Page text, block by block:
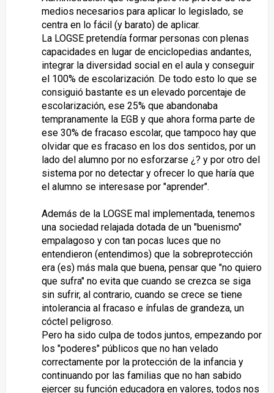
medios necesarios para aplicar lo legislado, se
centra en lo fácil (y barato) de aplicar.
La LOGSE pretendía formar personas con plenas
capacidades en lugar de enciclopedias andantes,
integrar la diversidad social en el aula y conseguir
el 100% de escolarización. De todo esto lo que se
consiguió bastante es un elevado porcentaje de
escolarización, ese 25% que abandonaba
tempranamente la EGB y que ahora forma parte de
ese 30% de fracaso escolar, que tampoco hay que
olvidar que es fracaso en los dos sentidos, por un
lado del alumno por no esforzarse ¿? y por otro del
sistema por no detectar y ofrecer lo que haría que
el alumno se interesase por "aprender".
Además de la LOGSE mal implementada, tenemos
una sociedad relajada dotada de un "buenismo"
empalagoso y con tan pocas luces que no
entendieron (entendimos) que la sobreprotección
era (es) más mala que buena, pensar que "no quiero
que sufra" no evita que cuando se crezca se siga
sin sufrir, al contrario, cuando se crece se tiene
intolerancia al fracaso e ínfulas de grandeza, un
cóctel peligroso.
Pero ha sido culpa de todos juntos, empezando por
los "poderes" públicos que no han velado
correctamente por la protección de la infancia y
continuando por las familias que no han sabido
ejercer su función educadora en valores, todos nos